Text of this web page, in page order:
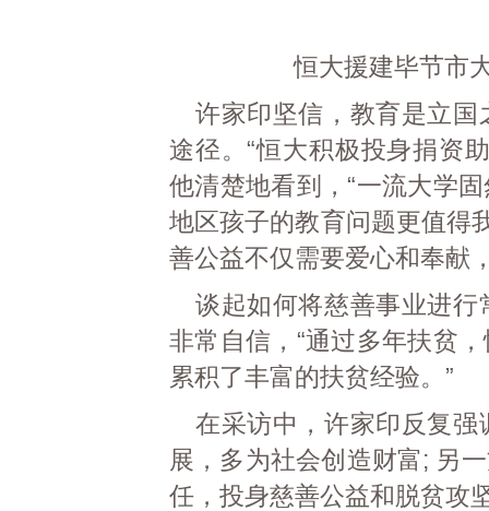
恒大援建毕节市
许家印坚信，教育是立
途径。“恒大积极投身捐资
他清楚地看到，“一流大学
地区孩子的教育问题更值得
善公益不仅需要爱心和奉献
谈起如何将慈善事业进
非常自信，“通过多年扶贫
累积了丰富的扶贫经验。”
在采访中，许家印反复
展，多为社会创造财富; 另
任，投身慈善公益和脱贫攻